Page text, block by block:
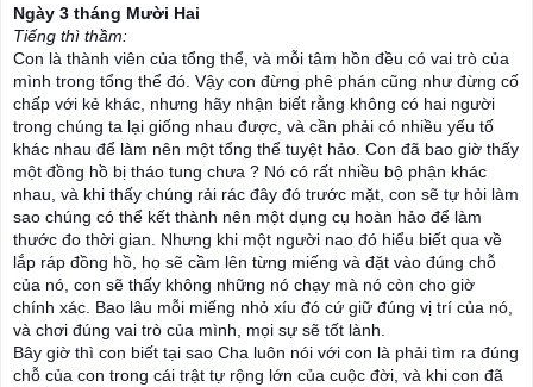
Ngày 3 tháng Mười Hai
Tiếng thì thầm:
Con là thành viên của tổng thể, và mỗi tâm hồn đều có vai trò của
mình trong tổng thể đó. Vậy con đừng phê phán cũng như đừng cố
chấp với kẻ khác, nhưng hãy nhận biết rằng không có hai người
trong chúng ta lại giống nhau được, và cần phải có nhiều yếu tố
khác nhau để làm nên một tổng thể tuyệt hảo. Con đã bao giờ thấy
một đồng hồ bị tháo tung chưa ? Nó có rất nhiều bộ phận khác
nhau, và khi thấy chúng rải rác đây đó trước mặt, con sẽ tự hỏi làm
sao chúng có thể kết thành nên một dụng cụ hoàn hảo để làm
thước đo thời gian. Nhưng khi một người nao đó hiểu biết qua về
lắp ráp đồng hồ, họ sẽ cầm lên từng miếng và đặt vào đúng chỗ
của nó, con sẽ thấy không những nó chạy mà nó còn cho giờ
chính xác. Bao lâu mỗi miếng nhỏ xíu đó cứ giữ đúng vị trí của nó,
và chơi đúng vai trò của mình, mọi sự sẽ tốt lành.
Bây giờ thì con biết tại sao Cha luôn nói với con là phải tìm ra đúng
chỗ của con trong cái trật tự rộng lớn của cuộc đời, và khi con đã